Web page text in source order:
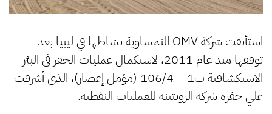
استأنفت شركة OMV النمساوية نشاطها في ليبيا بعد
توقفها منذ عام 2011، لاستكمال عمليات الحفر في البئر
الاستكشافية ب1 – 106/4 (مؤمل إعصار)، الذي أشرفت
علي حفره شركة الزويتينة للعمليات النفطية.